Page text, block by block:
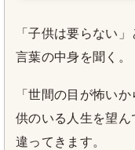
「子供は要らない
言葉の中身を聞く。
「世間の目が怖い
供のいる人生を望
違ってきます。